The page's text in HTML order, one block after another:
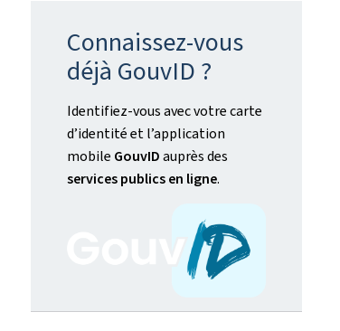
Connaissez-vous
déjà GouvID ?
Identifiez-vous avec votre carte
d’identité et l’application
mobile GouvIDauprès des
services publics en ligne.